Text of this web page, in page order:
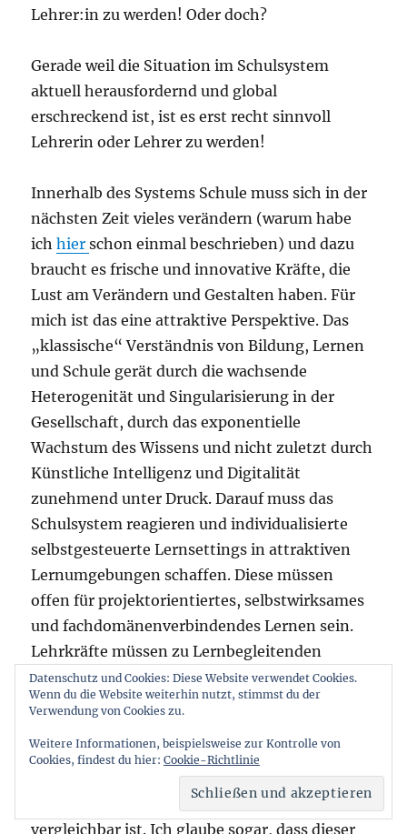
Lehrer:in zu werden! Oder doch?
Gerade weil die Situation im Schulsystem
aktuell herausfordernd und global
erschreckend ist, ist es erst recht sinnvoll
Lehrerin oder Lehrer zu werden!
Innerhalb des Systems Schule muss sich in der
nächsten Zeit vieles verändern (warum habe
ichhierschon einmal beschrieben) und dazu
braucht es frische und innovative Kräfte, die
Lust am Verändern und Gestalten haben. Für
mich ist das eine attraktive Perspektive. Das
„klassische“ Verständnis von Bildung, Lernen
und Schule gerät durch die wachsende
Heterogenität und Singularisierung in der
Gesellschaft, durch das exponentielle
Wachstum des Wissens und nicht zuletzt durch
Künstliche Intelligenz und Digitalität
zunehmend unter Druck. Darauf muss das
Schulsystem reagieren und individualisierte
selbstgesteuerte Lernsettings in attraktiven
Lernumgebungen schaffen. Diese müssen
offen für projektorientiertes, selbstwirksames
und fachdomänenverbindendes Lernen sein.
Lehrkräfte müssen zu Lernbegleitenden
werden, die das individuelle Potential der
Lernenden entfalten und deren
Mindsets begleiten. Das sind grundstürzende
Veränderungen, nach denen Schule nicht mehr
vergleichbar ist. Ich glaube sogar, dass dieser
Datenschutz und Cookies: Diese Website verwendet Cookies.
Wenn du die Website weiterhin nutzt, stimmst du der
Verwendung von Cookies zu.
Weitere Informationen, beispielsweise zur Kontrolle von
Cookies, findest du hier: Cookie-Richtlinie